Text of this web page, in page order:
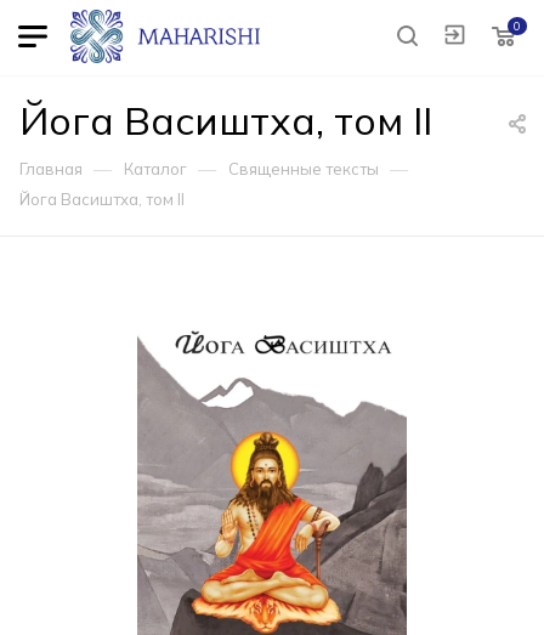
0
Йога Васиштха, том II
Главная — Каталог — Священные тексты —
Йога Васиштха, том II